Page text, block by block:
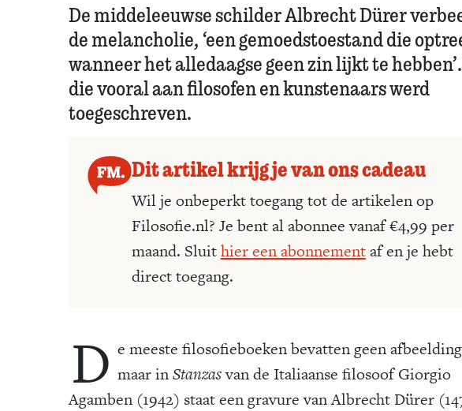
De middeleeuwse schilder Albrecht Dürer
de melancholie, ‘een gemoedstoestand die
wanneer het alledaagse geen zin lijkt te
die vooral aan filosofen en kunstenaars werd
toegeschreven.
Dit artikel krijg je van ons cadeau
Wil je onbeperkt toegang tot de artikelen op
Filosofie.nl? Je bent al abonnee vanaf €4,99 per
maand. Sluithier een abonnementaf en je hebt
direct toegang.
D e meeste filosofieboeken bevatten geen
maar inStanzasvan de Italiaanse filosoof Giorgio
Agamben (1942) staat een gravure van Albrecht Dürer